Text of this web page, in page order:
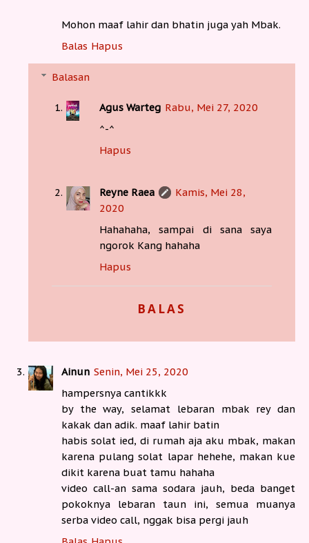
Mohon maaf lahir dan bhatin juga yah Mbak.
Balas Hapus
Balasan
Agus Warteg Rabu, Mei 27, 2020
^-^
Hapus
Reyne Raea
Kamis, Mei 28,
2020
Hahahaha, sampai di sana saya
ngorok Kang hahaha
Hapus
BALAS
Ainun Senin, Mei 25, 2020
hampersnya cantikkk
by the way, selamat lebaran mbak rey dan
kakak dan adik. maaf lahir batin
habis solat ied, di rumah aja aku mbak, makan
karena pulang solat lapar hehehe, makan kue
dikit karena buat tamu hahaha
video call-an sama sodara jauh, beda banget
pokoknya lebaran taun ini, semua muanya
serba video call, nggak bisa pergi jauh